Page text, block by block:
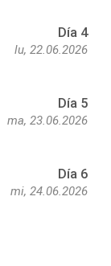
Día 4
lu, 22.06.2026
Día 5
ma, 23.06.2026
Día 6
mi, 24.06.2026